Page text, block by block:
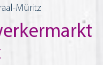
Müritz